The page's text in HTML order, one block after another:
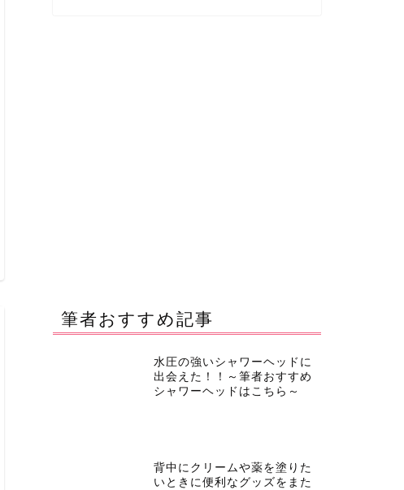
筆者おすすめ記事
水圧の強いシャワーヘッドに
出会えた！！～筆者おすすめ
シャワーヘッドはこちら～
背中にクリームや薬を塗りた
いときに便利なグッズをまた